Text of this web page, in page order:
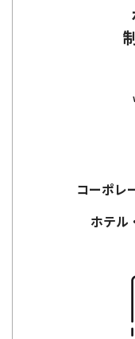
コーポレ
ホテル